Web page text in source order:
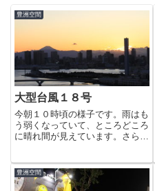
豊洲空間
大型台風１８号
今朝１０時頃の様子です。雨はも
う弱くなっていて、ところどころ
に晴れ間が見えています。さらに
い波が沢山見えています。新豊洲
方面の工事中の道は波しぶきをか
豊洲空間